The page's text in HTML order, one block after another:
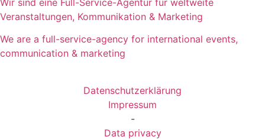
Wir sind eine Full-Service-Agentur für weltweite
Veranstaltungen, Kommunikation & Marketing
We are a full-service-agency for international events,
communication & marketing
Datenschutzerklärung
Impressum
-
Data privacy